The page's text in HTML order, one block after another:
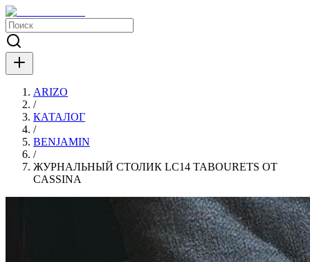
ARIZO
/
КАТАЛОГ
/
BENJAMIN
/
ЖУРНАЛЬНЫЙ СТОЛИК LC14 TABOURETS ОТ
CASSINA